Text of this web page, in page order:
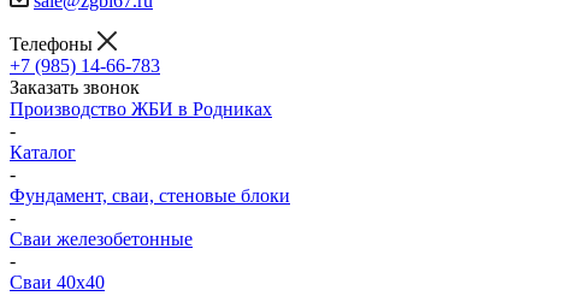
Телефоны
+7 (985) 14-66-783
Заказать звонок
Производство ЖБИ в Родниках
-
Каталог
-
Фундамент, сваи, стеновые блоки
-
Сваи железобетонные
-
Сваи 40х40